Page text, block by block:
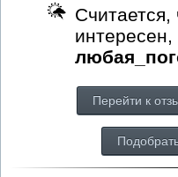
интересен,
Перейти к